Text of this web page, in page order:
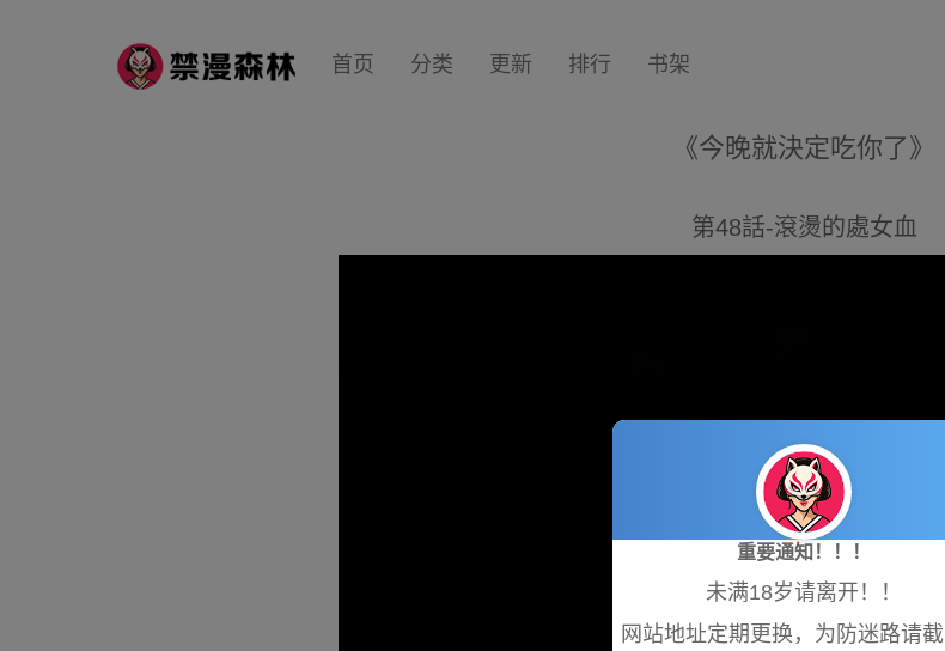
首页 分类 更新 排行 书架
《今晚就決定吃你了》
第48話-滾燙的處女血
重要通知！！！
未满18岁请离开！！
网站地址定期更换，为防迷路请